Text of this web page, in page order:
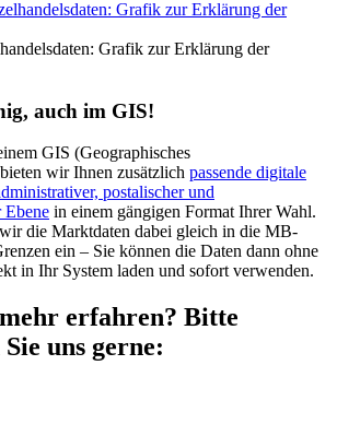
Grafik zur Erklärung der
auch im GIS!
GIS (Geographisches
wir Ihnen zusätzlich passende digitale
postalischer und
Ebene in einem gängigen Format Ihrer Wahl.
die Marktdaten dabei gleich in die MB-
ein – Sie können die Daten dann ohne
in Ihr System laden und sofort verwenden.
erfahren? Bitte
uns gerne: